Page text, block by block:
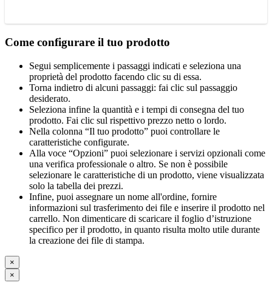
Come configurare il tuo prodotto
Segui semplicemente i passaggi indicati e seleziona una
proprietà del prodotto facendo clic su di essa.
Torna indietro di alcuni passaggi: fai clic sul passaggio
desiderato.
Seleziona infine la quantità e i tempi di consegna del tuo
prodotto. Fai clic sul rispettivo prezzo netto o lordo.
Nella colonna “Il tuo prodotto” puoi controllare le
caratteristiche configurate.
Alla voce “Opzioni” puoi selezionare i servizi opzionali come
una verifica professionale o altro. Se non è possibile
selezionare le caratteristiche di un prodotto, viene visualizzata
solo la tabella dei prezzi.
Infine, puoi assegnare un nome all'ordine, fornire
informazioni sul trasferimento dei file e inserire il prodotto nel
carrello. Non dimenticare di scaricare il foglio d’istruzione
specifico per il prodotto, in quanto risulta molto utile durante
la creazione dei file di stampa.
×
×